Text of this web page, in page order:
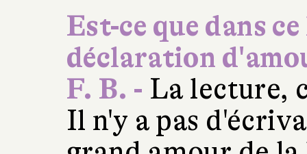
Est-ce que dans
déclaration
F. B. - La lecture,
Il n'y a pas